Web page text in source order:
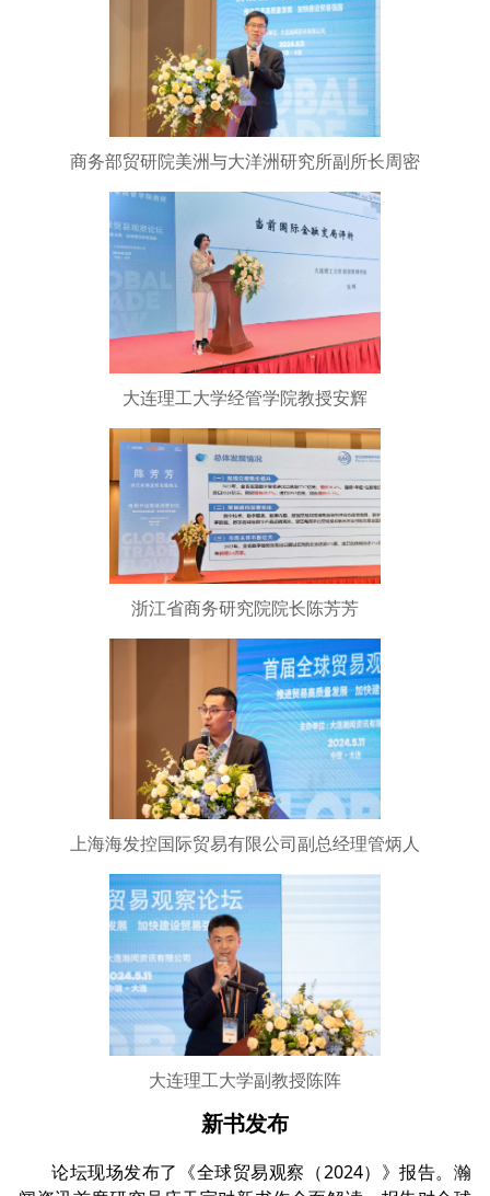
商务部贸研院美洲与大洋洲研究所副所长周密
大连理工大学经管学院教授安辉
浙江省商务研究院院长陈芳芳
上海海发控国际贸易有限公司副总经理管炳人
大连理工大学副教授陈阵
新书发布
论坛现场发布了《全球贸易观察（2024）》报告。瀚